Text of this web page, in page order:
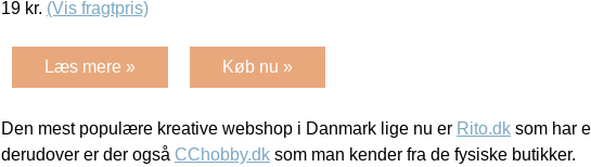
19 kr. (Vis fragtpris)
Læs mere » Køb nu »
Den mest populære kreative webshop i Danmark lige nu er Rito.dk som har
derudover er der også CChobby.dk som man kender fra de fysiske butikker.